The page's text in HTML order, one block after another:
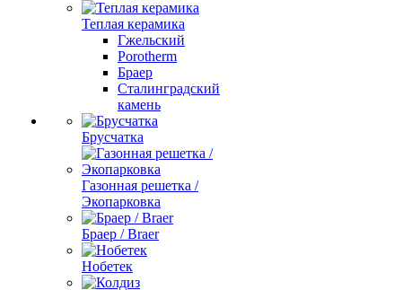
Теплая керамика
Гжельский
Porotherm
Браер
Сталинградский
камень
Брусчатка
Газонная решетка /
Экопарковка
Браер / Braer
Нобетек